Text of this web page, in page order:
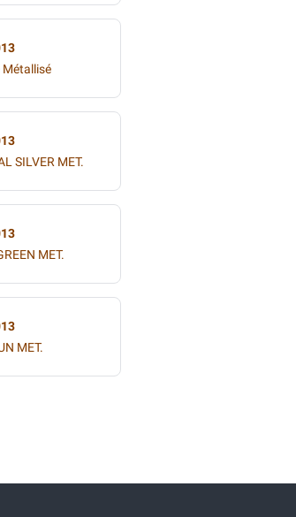
Métallisé
SILVER MET.
MET.
MET.